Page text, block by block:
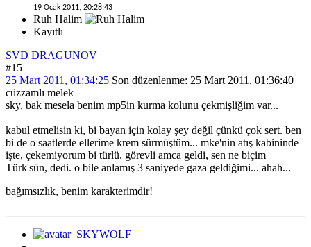
19 Ocak 2011, 20:28:43
Ruh Halim
Kayıtlı
SVD DRAGUNOV
#15
25 Mart 2011, 01:34:25 Son düzenlenme: 25 Mart 2011, 01:36:40
cüzzamlı melek
sky, bak mesela benim mp5in kurma kolunu çekmişliğim var...
kabul etmelisin ki, bi bayan için kolay şey değil çünkü çok sert. ben
bi de o saatlerde ellerime krem sürmüştüm... mke'nin atış kabininde
işte, çekemiyorum bi türlü. görevli amca geldi, sen ne biçim
Türk'sün, dedi. o bile anlamış 3 saniyede gaza geldiğimi... ahah...
bağımsızlık, benim karakterimdir!